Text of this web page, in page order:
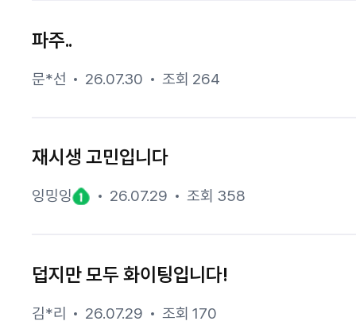
파주..
문*선 26.07.30 조회 264
재시생 고민입니다
잉밍잉 26.07.29 조회 358
덥지만 모두 화이팅입니다!
김*리 26.07.29 조회 170